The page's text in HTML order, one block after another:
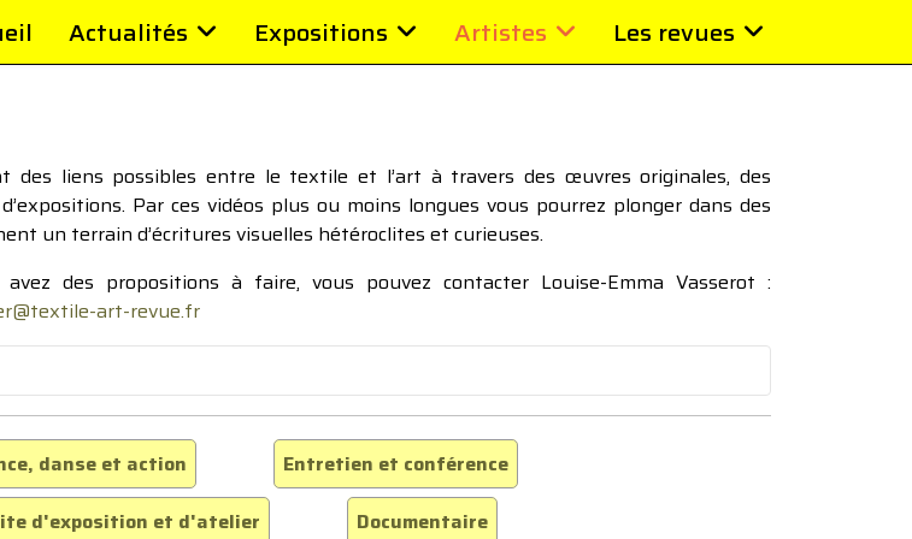
Actualités Expositions Artistes Les revues
des liens possibles entre le textile et l’art à travers des œuvres originales, des
Par ces vidéos plus ou moins longues vous pourrez plonger dans des
un terrain d’écritures visuelles hétéroclites et curieuses.
des propositions à faire, vous pouvez contacter Louise-Emma Vasserot :
art-revue.fr
danse et action
Entretien et conférence
d'exposition et d'atelier Documentaire